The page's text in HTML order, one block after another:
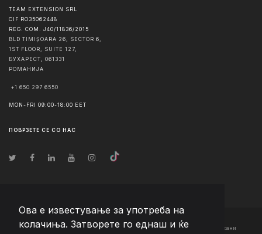
Ова е известување за употреба на
колачиња. Затворете го еднаш и ќе
TEAM EXTENSION SRL
CIF RO35062448
REG. COM. J40/11836/2015
BLD TIMIȘOARA 26, SECTOR 6,
1ST FLOOR, SUITE 127,
БУХАРЕСТ
061331
РОМАНИЈА
+1 650 297 6550
MON-FRI 09:00-18:00 EET
ПОВРЗЕТЕ СЕ СО НАС
© Авторско право2026 Team Extension Macedonia - Сите права задржани